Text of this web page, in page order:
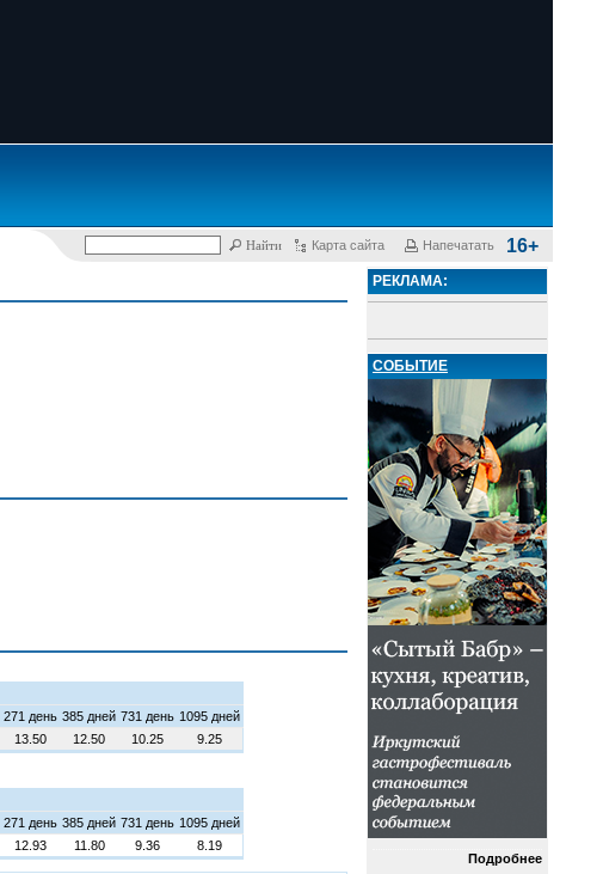
Карта сайта Напечатать 16+
271 день 385 дней 731 день 1095 дней
13.50 12.50 10.25 9.25
271 день 385 дней 731 день 1095 дней
12.93 11.80 9.36 8.19
РЕКЛАМА:
СОБЫТИЕ
Подробнее